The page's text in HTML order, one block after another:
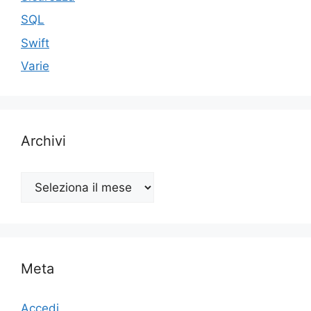
SQL
Swift
Varie
Archivi
Archivi
Meta